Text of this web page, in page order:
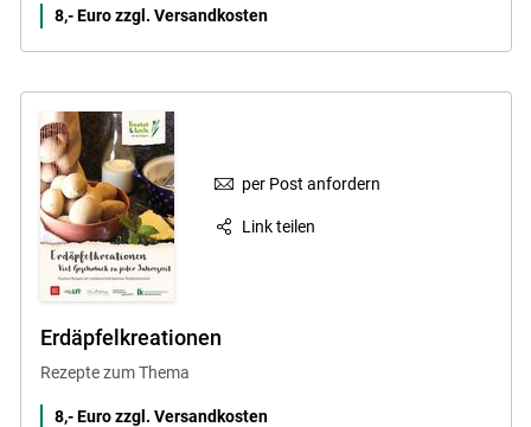
8,- Euro zzgl. Versandkosten
per Post anfordern
Link teilen
Erdäpfelkreationen
Rezepte zum Thema
8,- Euro zzgl. Versandkosten